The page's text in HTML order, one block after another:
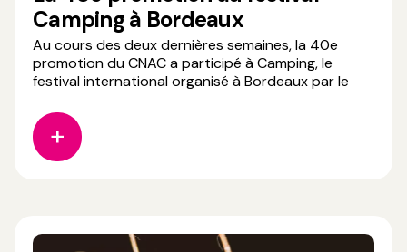
Camping à Bordeaux
Au cours des deux dernières semaines, la 40e
promotion du CNAC a participé à Camping, le
festival international organisé à Bordeaux par le
artistiques, Camping réunit des artistes de la scène
chorégraphique international, des professionnels
du